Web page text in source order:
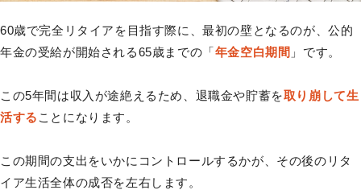
60歳で完全リタイアを目指す際に、最初の壁となるのが、公的
年金の受給が開始される65歳までの「年金空白期間 」です。
この5年間は収入が途絶えるため、退職金や貯蓄を取り崩して生
活する ことになります。
この期間の支出をいかにコントロールするかが、その後のリタ
イア生活全体の成否を左右します。